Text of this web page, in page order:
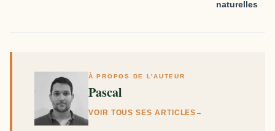
naturelles
À PROPOS DE L'AUTEUR
Pascal
VOIR TOUS SES ARTICLES →